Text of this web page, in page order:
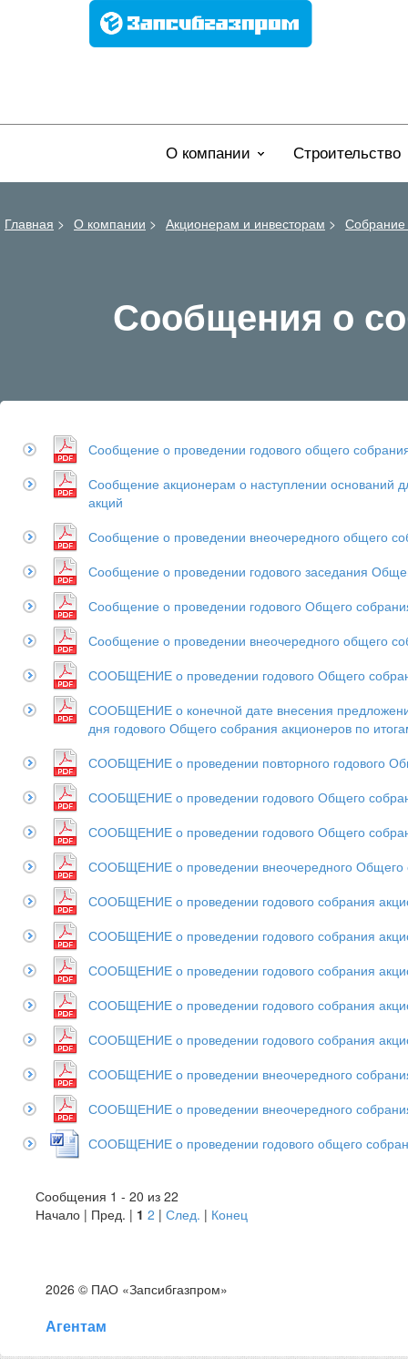
О компании Строительство
Главная > О компании > Акционерам и инвесторам > Собрание
Сообщения о
Сообщение о проведении годового общего
Сообщение акционерам о наступлении оснований
акций
Сообщение о проведении внеочередного общего
Сообщение о проведении годового заседания
Сообщение о проведении годового Общего
Сообщение о проведении внеочередного общего
СООБЩЕНИЕ о проведении годового Общего
СООБЩЕНИЕ о конечной дате внесения
дня годового Общего собрания акционеров по
СООБЩЕНИЕ о проведении повторного годового
СООБЩЕНИЕ о проведении годового Общего
СООБЩЕНИЕ о проведении годового Общего
СООБЩЕНИЕ о проведении внеочередного Общего
СООБЩЕНИЕ о проведении годового собрания
СООБЩЕНИЕ о проведении годового собрания
СООБЩЕНИЕ о проведении годового собрания
СООБЩЕНИЕ о проведении годового собрания
СООБЩЕНИЕ о проведении годового собрания
СООБЩЕНИЕ о проведении внеочередного
СООБЩЕНИЕ о проведении внеочередного
СООБЩЕНИЕ о проведении годового общего
Сообщения 1 - 20 из 22
Начало | Пред. | 1 2 | След. | Конец
2026 © ПАО «Запсибгазпром»
Агентам